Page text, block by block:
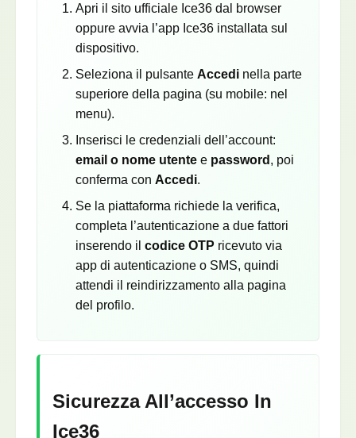
Apri il sito ufficiale Ice36 dal browser
oppure avvia l’app Ice36 installata sul
dispositivo.
Seleziona il pulsanteAccedi nella parte
superiore della pagina (su mobile: nel
menu).
Inserisci le credenziali dell’account:
email o nome utente e password , poi
conferma conAccedi.
Se la piattaforma richiede la verifica,
completa l’autenticazione a due fattori
inserendo ilcodice OTP ricevuto via
app di autenticazione o SMS, quindi
attendi il reindirizzamento alla pagina
del profilo.
Sicurezza All’accesso In
Ice36